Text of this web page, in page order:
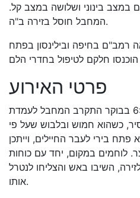
במצב בינוני ושלושה במצב קל.
המחבל חוסל בזירה ב"ה.
רמב"ם בחיפה ובילינסון בפתח
פרטי האירוע
בסביבות השעה 6:00 בבוקר התקרב המחבל לעמדת
כשהוא חמוש ובלבוש שעל פי
פתח בירי לעבר החיילים, וייתכן
לוחמים במקום, יחד עם כוחות
השיבו באש והצליחו לנטרל
אותו.